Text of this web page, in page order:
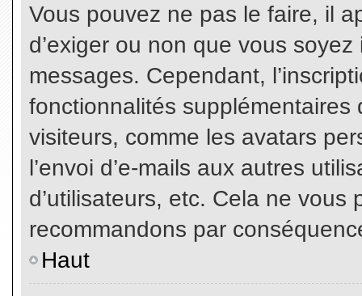
Vous pouvez ne pas le faire, il
d’exiger ou non que vous
messages. Cependant,
fonctionnalités
visiteurs, comme les avatars
l’envoi d’e-mails aux autres
d’utilisateurs, etc. Cela ne vous
recommandons par
Haut